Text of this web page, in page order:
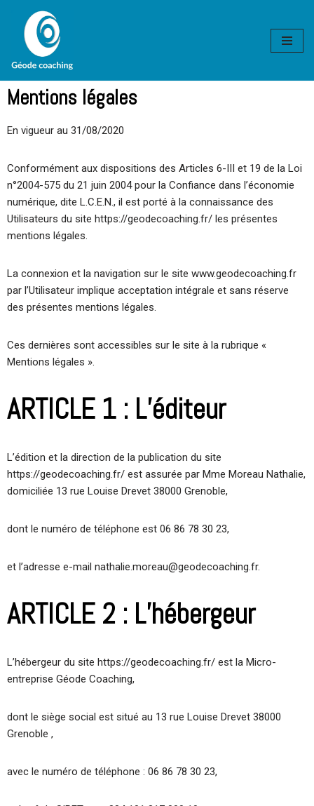
Aller
contenu
Mentions légales
En vigueur au 31/08/2020
Conformément aux dispositions des Articles 6-III et 19 de la Loi
n°2004-575 du 21 juin 2004 pour la Confiance dans l’économie
numérique, dite L.C.E.N., il est porté à la connaissance des
Utilisateurs du site https://geodecoaching.fr/ les présentes
mentions légales.
La connexion et la navigation sur le site www.geodecoaching.fr
par l’Utilisateur implique acceptation intégrale et sans réserve
des présentes mentions légales.
Ces dernières sont accessibles sur le site à la rubrique «
Mentions légales ».
ARTICLE 1 : L’éditeur
L’édition et la direction de la publication du site
https://geodecoaching.fr/ est assurée par Mme Moreau Nathalie,
domiciliée 13 rue Louise Drevet 38000 Grenoble,
dont le numéro de téléphone est 06 86 78 30 23,
et l’adresse e-mail nathalie.moreau@geodecoaching.fr.
ARTICLE 2 : L’hébergeur
L’hébergeur du site https://geodecoaching.fr/ est la Micro-
entreprise Géode Coaching,
dont le siège social est situé au 13 rue Louise Drevet 38000
Grenoble ,
avec le numéro de téléphone : 06 86 78 30 23,